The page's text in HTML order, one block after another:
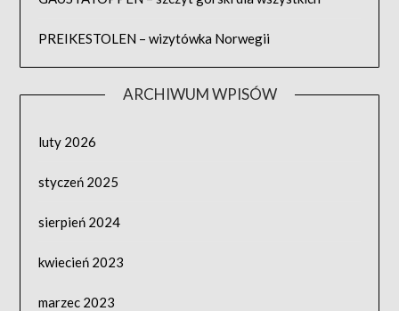
PREIKESTOLEN – wizytówka Norwegii
ARCHIWUM WPISÓW
luty 2026
styczeń 2025
sierpień 2024
kwiecień 2023
marzec 2023